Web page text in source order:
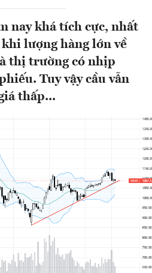
nay khá tích cực, nhất
lượng hàng lớn về
thị trường có nhịp
Tuy vậy cầu vẫn
thấp...